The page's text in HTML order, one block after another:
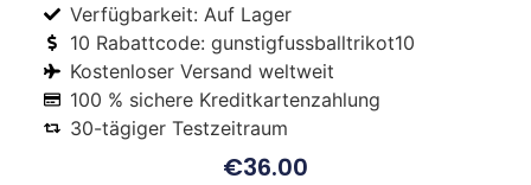
Verfügbarkeit: Auf Lager
10 Rabattcode: gunstigfussballtrikot10
Kostenloser Versand weltweit
100 % sichere Kreditkartenzahlung
30-tägiger Testzeitraum
€36.00